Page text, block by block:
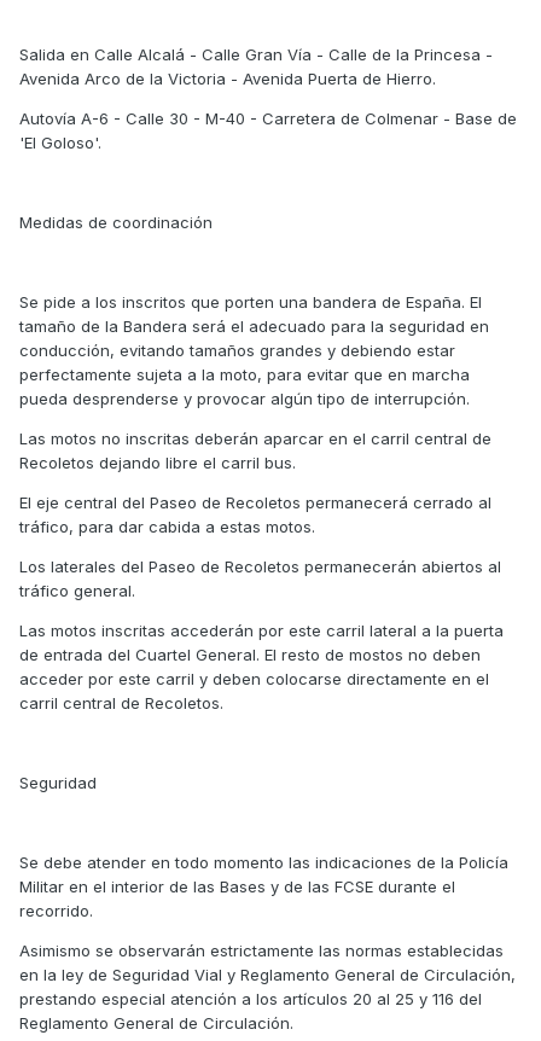
Salida en Calle Alcalá - Calle Gran Vía - Calle de la Princesa -
Avenida Arco de la Victoria - Avenida Puerta de Hierro.
Autovía A-6 - Calle 30 - M-40 - Carretera de Colmenar - Base de
'El Goloso'.
Medidas de coordinación
Se pide a los inscritos que porten una bandera de España. El
tamaño de la Bandera será el adecuado para la seguridad en
conducción, evitando tamaños grandes y debiendo estar
perfectamente sujeta a la moto, para evitar que en marcha
pueda desprenderse y provocar algún tipo de interrupción.
Las motos no inscritas deberán aparcar en el carril central de
Recoletos dejando libre el carril bus.
El eje central del Paseo de Recoletos permanecerá cerrado al
tráfico, para dar cabida a estas motos.
Los laterales del Paseo de Recoletos permanecerán abiertos al
tráfico general.
Las motos inscritas accederán por este carril lateral a la puerta
de entrada del Cuartel General. El resto de mostos no deben
acceder por este carril y deben colocarse directamente en el
carril central de Recoletos.
Seguridad
Se debe atender en todo momento las indicaciones de la Policía
Militar en el interior de las Bases y de las FCSE durante el
recorrido.
Asimismo se observarán estrictamente las normas establecidas
en la ley de Seguridad Vial y Reglamento General de Circulación,
prestando especial atención a los artículos 20 al 25 y 116 del
Reglamento General de Circulación.